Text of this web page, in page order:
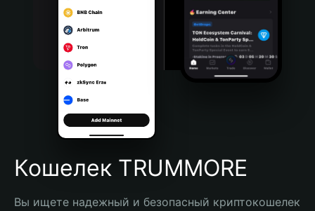
Português (Portugal)
Bahasa Indonesia
Português (Brasil)
Español (Argentina)
Кошелек TRUMMORE
Вы ищете надежный и безопасный криптокошелек